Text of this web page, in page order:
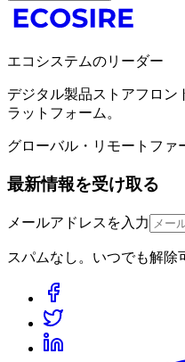
エコシステムのリーダー
デジタル製品ストアフロン
ラットフォーム。
グローバル・リモートファ
最新情報を受け取る
メールアドレスを入力
スパムなし。いつでも解除